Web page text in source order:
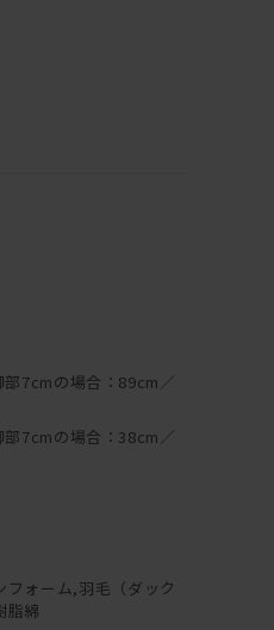
7cmの場合：89cm／
7cmの場合：38cm／
ォーム,羽毛（ダック
脂綿